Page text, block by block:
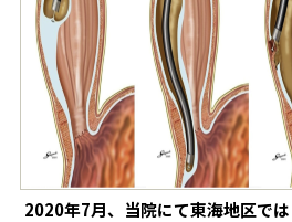
2020年7月、当院にて東海地区で